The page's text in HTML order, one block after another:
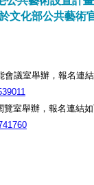
文化部公共藝術
會議室舉辦，報名連
覽室舉辦，報名連結